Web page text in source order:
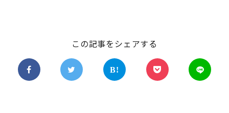
この記事をシェアする